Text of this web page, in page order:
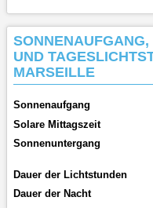
UND
MARSEILLE
Sonnenaufgang
Solare Mittagszeit
Sonnenuntergang
Dauer der Lichtstunden
Dauer der Nacht